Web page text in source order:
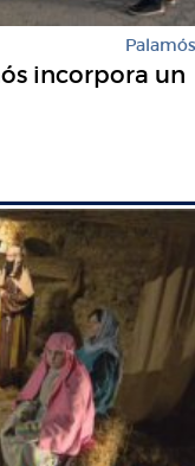
Palamós
incorpora un